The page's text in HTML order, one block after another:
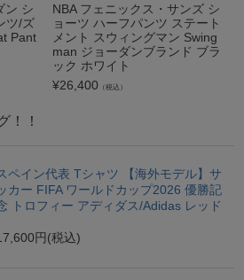
ン シ
ツ/ズ
Pant
NBA フェニックス・サンズ シ
ョーツ ハーフパンツ ステート
メント スウィングマン Swing
man ジョーダンブランド ブラ
ック ホワイト
¥26,400 （税込）
！！
ペイン代表 Tシャツ 【海外モデル】サ
カー FIFA ワールドカップ2026 優勝記
トロフィー アディダス/Adidas レッド
円 (税込)